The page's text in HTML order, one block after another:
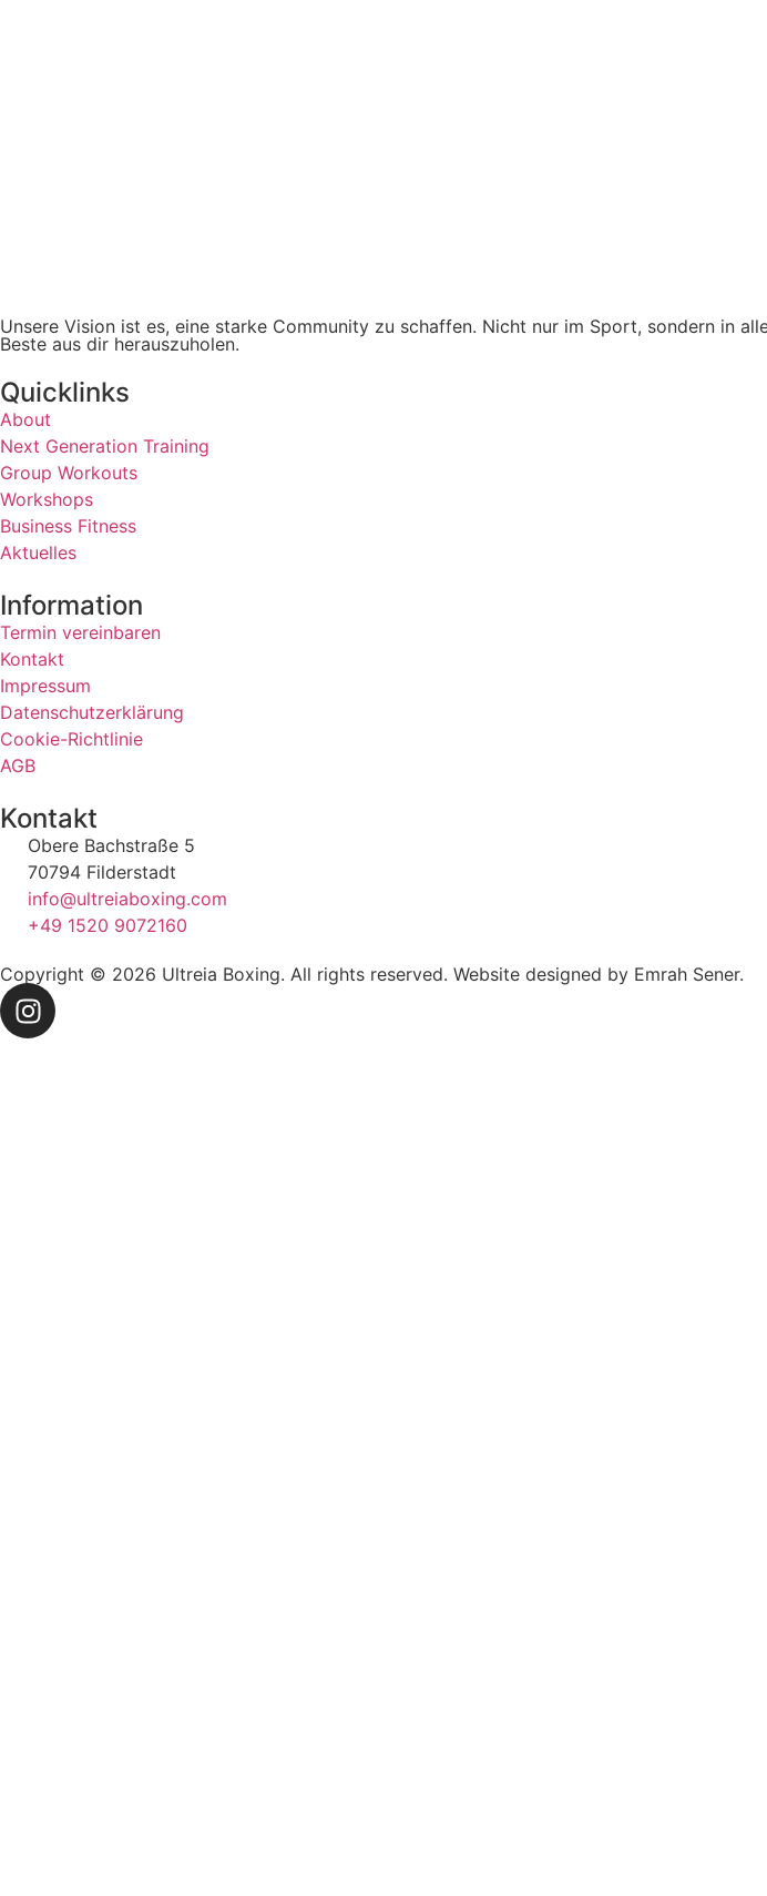
Unsere Vision ist es, eine starke Community zu schaffen. Nicht nur im Sport, sondern in
Beste aus dir herauszuholen.
Quicklinks
About
Next Generation Training
Group Workouts
Workshops
Business Fitness
Aktuelles
Information
Termin vereinbaren
Kontakt
Impressum
Datenschutzerklärung
Cookie-Richtlinie
AGB
Kontakt
Obere Bachstraße 5
70794 Filderstadt
info@ultreiaboxing.com
+49 1520 9072160
Copyright © 2026 Ultreia Boxing. All rights reserved. Website designed by Emrah Sener.